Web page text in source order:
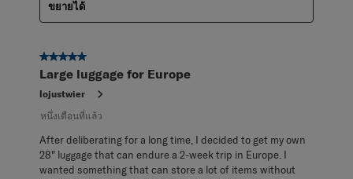
ขยายได้
5 จาก 5 ดาว
Large luggage for Europe
lojustwier
หนึ่งเดือนที่แล้ว
After deliberating for a long time, I decided to get my own
28" luggage that can endure a 2-week trip in Europe. I
wanted something that can store a lot of items without